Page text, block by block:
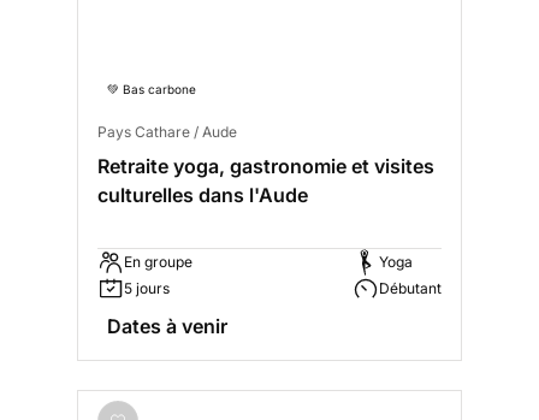
💚 Bas carbone
Pays Cathare / Aude
Retraite yoga, gastronomie et visites
culturelles dans l'Aude
En groupe
5 jours
Yoga
Débutant
Dates à venir